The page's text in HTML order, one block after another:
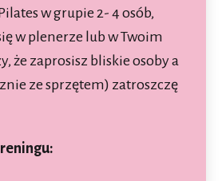
w grupie 2- 4 osób,
w plenerze lub w Twoim
że zaprosisz bliskie osoby a
ze sprzętem) zatroszczę